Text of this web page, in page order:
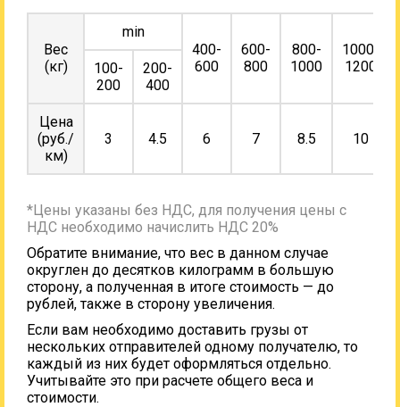
Вес
(кг)
min
400-
600
600-
800
800-
1000
1000-
1200
100-
200
200-
400
Цена
(руб./
км)
3 4.5 6 7 8.5 10
*Цены указаны без НДС, для получения цены с
НДС необходимо начислить НДС 20%
Обратите внимание, что вес в данном случае
округлен до десятков килограмм в большую
сторону, а полученная в итоге стоимость — до
рублей, также в сторону увеличения.
Если вам необходимо доставить грузы от
нескольких отправителей одному получателю, то
каждый из них будет оформляться отдельно.
Учитывайте это при расчете общего веса и
стоимости.